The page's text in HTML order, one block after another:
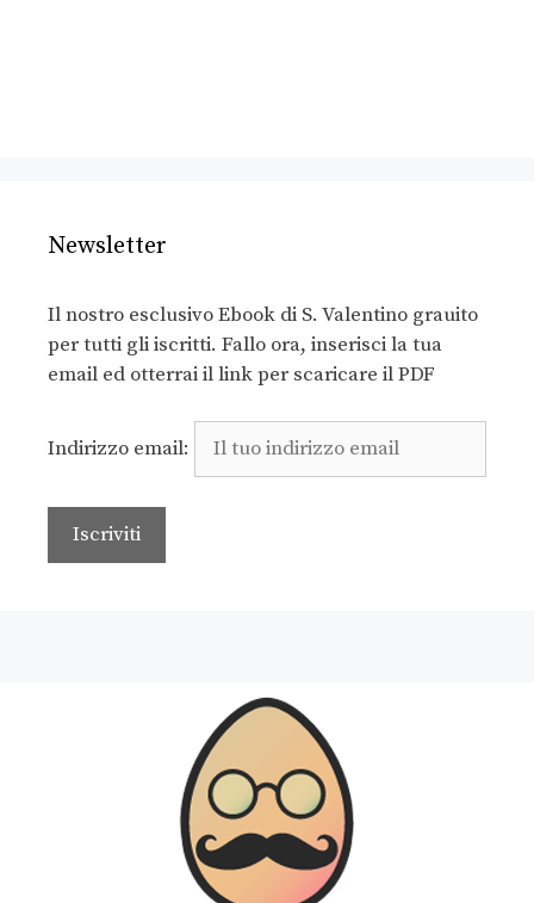
Newsletter
Il nostro esclusivo Ebook di S. Valentino grauito
per tutti gli iscritti. Fallo ora, inserisci la tua
email ed otterrai il link per scaricare il PDF
Indirizzo email: